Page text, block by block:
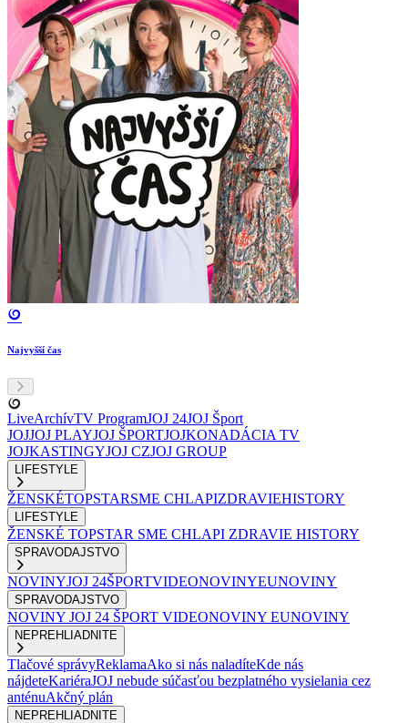
Najvyšší čas
LiveArchívTV ProgramJOJ 24JOJ Šport
JOJJOJ PLAYJOJ ŠPORTJOJKONADÁCIA TV
JOJKASTINGYJOJ CZJOJ GROUP
LIFESTYLE
ŽENSKÉTOPSTARSME CHLAPIZDRAVIEHISTORY
LIFESTYLE
ŽENSKÉ TOPSTAR SME CHLAPI ZDRAVIE HISTORY
SPRAVODAJSTVO
NOVINYJOJ 24ŠPORTVIDEONOVINYEUNOVINY
SPRAVODAJSTVO
NOVINY JOJ 24 ŠPORT VIDEONOVINY EUNOVINY
NEPREHLIADNITE
Tlačové správyReklamaAko si nás naladíteKde nás
nájdeteKariéraJOJ nebude súčasťou bezplatného vysielania cez
anténuAkčný plán
NEPREHLIADNITE